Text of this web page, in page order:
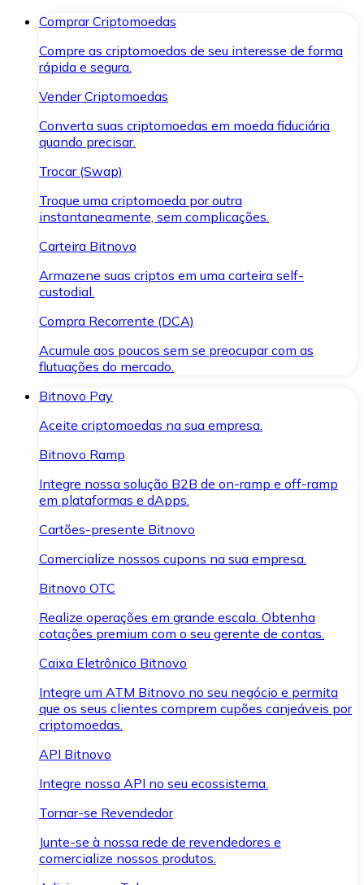
Comprar Criptomoedas
Compre as criptomoedas de seu interesse de forma
rápida e segura.
Vender Criptomoedas
Converta suas criptomoedas em moeda fiduciária
quando precisar.
Trocar (Swap)
Troque uma criptomoeda por outra
instantaneamente, sem complicações.
Carteira Bitnovo
Armazene suas criptos em uma carteira self-
custodial.
Compra Recorrente (DCA)
Acumule aos poucos sem se preocupar com as
flutuações do mercado.
Bitnovo Pay
Aceite criptomoedas na sua empresa.
Bitnovo Ramp
Integre nossa solução B2B de on-ramp e off-ramp
em plataformas e dApps.
Cartões-presente Bitnovo
Comercialize nossos cupons na sua empresa.
Bitnovo OTC
Realize operações em grande escala. Obtenha
cotações premium com o seu gerente de contas.
Caixa Eletrônico Bitnovo
Integre um ATM Bitnovo no seu negócio e permita
que os seus clientes comprem cupões canjeáveis por
criptomoedas.
API Bitnovo
Integre nossa API no seu ecossistema.
Tornar-se Revendedor
Junte-se à nossa rede de revendedores e
comercialize nossos produtos.